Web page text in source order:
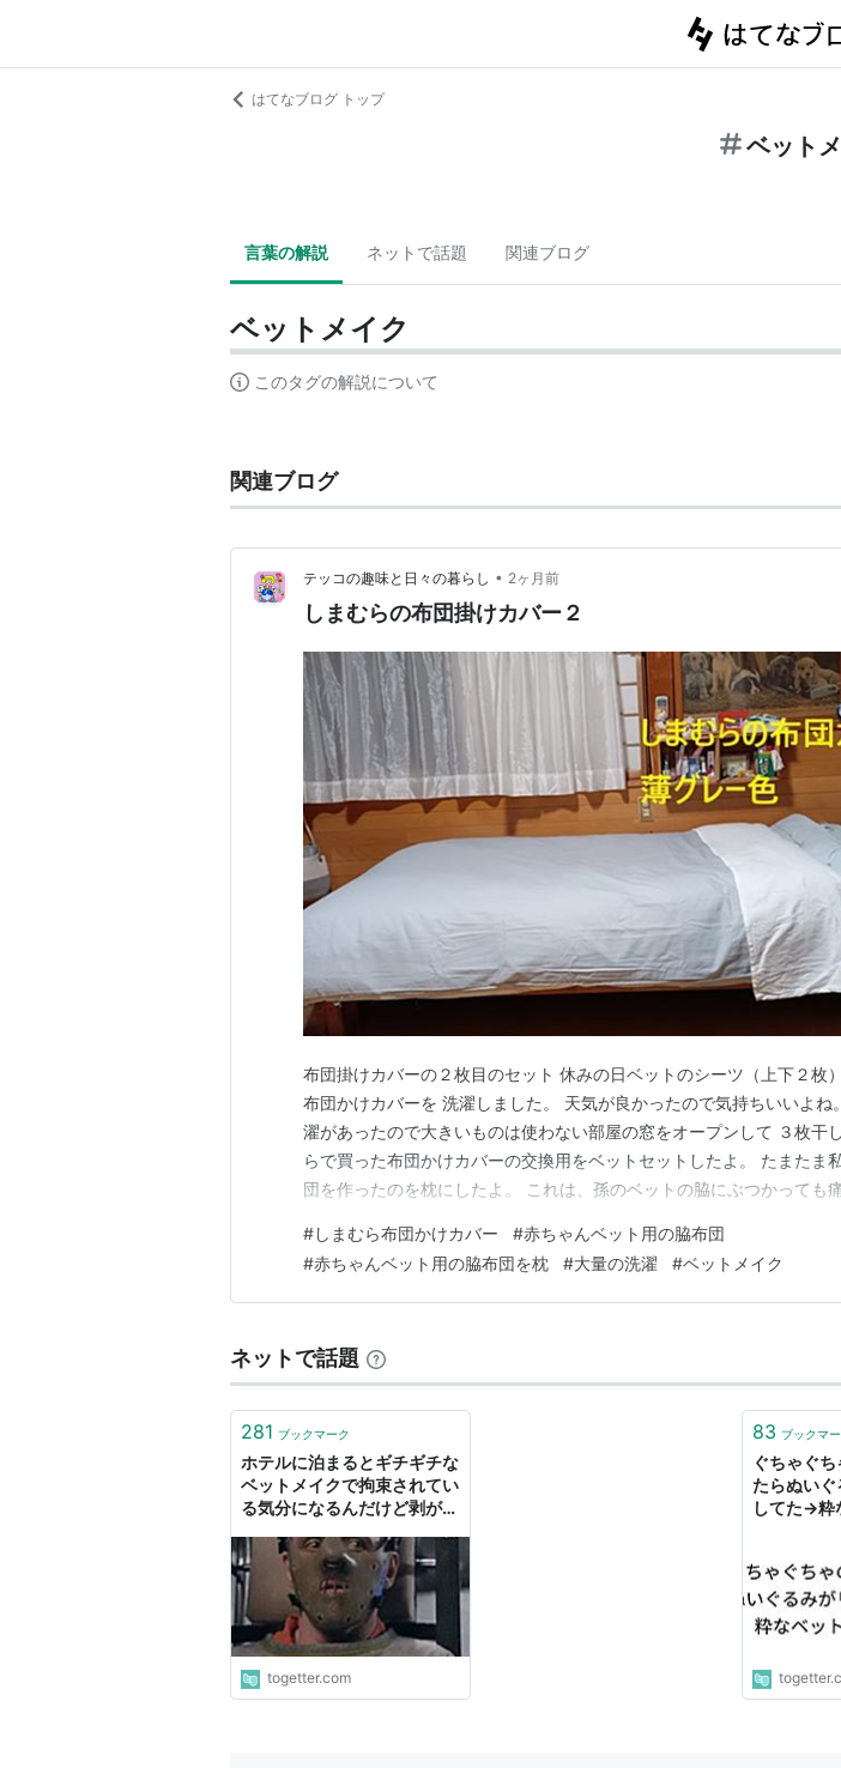
はてなブログ トップ
ベット
言葉の解説 ネットで話題 関連ブログ
ベットメイク
このタグの解説について
関連ブログ
テッコの趣味と日々の暮らし • 2ヶ月前
しまむらの布団掛けカバー２
布団掛けカバーの２枚目のセット 休みの日ベットのシーツ（上下２枚
布団かけカバーを 洗濯しました。 天気が良かったので気持ちいいよね
濯があったので大きいものは使わない部屋の窓をオープンして ３枚干
らで買った布団かけカバーの交換用をベットセットしたよ。 たまたま
団を作ったのを枕にしたよ。 これは、孫のベットの脇にぶつかっても
る・・・ ランキング参加中はてなブログ【シニア部門】 ランキング参
ド
#しまむら布団かけカバー #赤ちゃんベット用の脇布団
#赤ちゃんベット用の脇布団を枕 #大量の洗濯 #ベットメイク
ネットで話題
281 ブックマーク
ホテルに泊まるとギチギチな
ベットメイクで拘束されてい
る気分になるんだけど剥がし
の回答
togetter.com
83 ブックマ
ぐちゃぐ
たらぬいぐ
してた→粋